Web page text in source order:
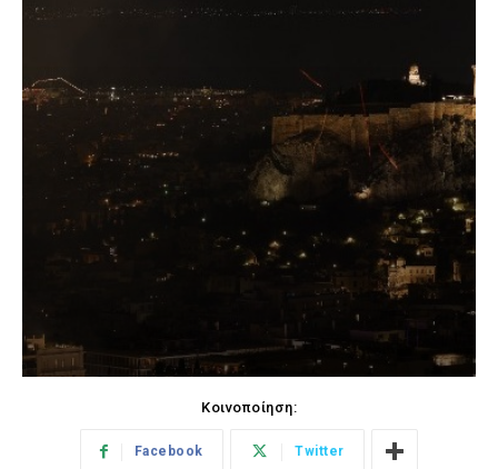
Κοινοποίηση:
Facebook Twitter